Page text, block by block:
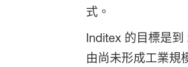
式。
Inditex 的目標是
由尚未形成工業規